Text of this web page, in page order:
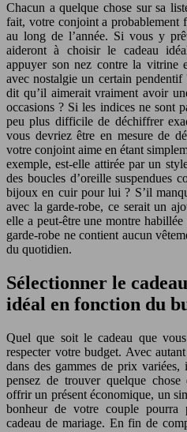
Chacun a quelque chose sur sa
fait, votre conjoint a probablement
au long de l’année. Si vous y
aideront à choisir le cadeau
appuyer son nez contre la vitrine
avec nostalgie un certain
dit qu’il aimerait vraiment avoir
occasions ? Si les indices ne sont
peu plus difficile de déchiffrer
vous devriez être en mesure de
votre conjoint aime en étant
exemple, est-elle attirée par un
des boucles d’oreille suspendues
bijoux en cuir pour lui ? S’il
avec la garde-robe, ce serait un
elle a peut-être une montre
garde-robe ne contient aucun
du quotidien.
Sélectionner le
idéal en fonction du
Quel que soit le cadeau que
respecter votre budget. Avec
dans des gammes de prix
pensez de trouver quelque
offrir un présent économique, un
bonheur de votre couple pourra
cadeau de mariage. En fin de